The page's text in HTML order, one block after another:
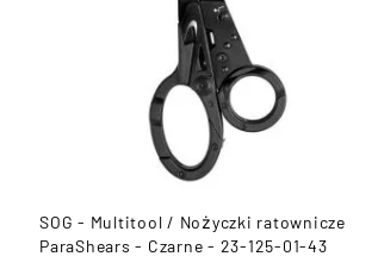
SOG - Multitool / Nożyczki ratownicze
ParaShears - Czarne - 23-125-01-43